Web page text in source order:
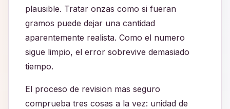
plausible. Tratar onzas como si fueran
gramos puede dejar una cantidad
aparentemente realista. Como el numero
sigue limpio, el error sobrevive demasiado
tiempo.
El proceso de revision mas seguro
comprueba tres cosas a la vez: unidad de